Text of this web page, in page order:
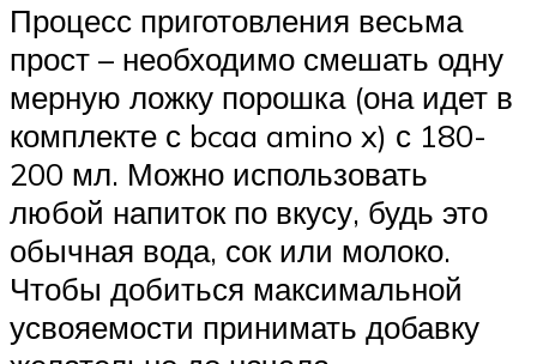
Процесс приготовления весьма
прост – необходимо смешать одну
мерную ложку порошка (она идет в
комплекте с bcaa amino x) с 180-
200 мл. Можно использовать
любой напиток по вкусу, будь это
обычная вода, сок или молоко.
Чтобы добиться максимальной
усвояемости принимать добавку